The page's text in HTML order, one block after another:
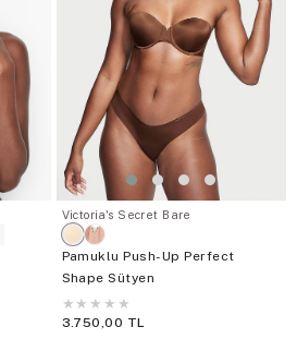
Victoria's Secret Bare
Pamuklu Push-Up Perfect
Shape Sütyen
★ ★ ★ ★ ★
3.750,00 TL